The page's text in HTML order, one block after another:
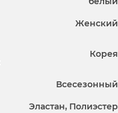
Женский
Корея
Всесезонный
Эластан, Полиэстер